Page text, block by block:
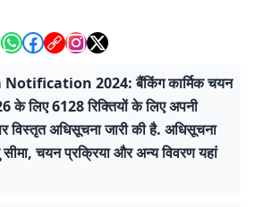
2024: बैंकिंग कार्मिक चयन
के लिए 6128 रिक्तियों के लिए अपनी
विस्तृत अधिसूचना जारी की है. अधिसूचना
चयन प्रक्रिया और अन्य विवरण यहां